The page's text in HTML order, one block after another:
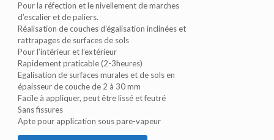
Pour la réfection et le nivellement de marches
d’escalier et de paliers.
Réalisation de couches d’égalisation inclinées et
rattrapages de surfaces de sols
Pour l’intérieur et l’extérieur
Rapidement praticable (2-3heures)
Egalisation de surfaces murales et de sols en
épaisseur de couche de 2 à 30 mm
Facile à appliquer, peut être lissé et feutré
Sans fissures
Apte pour application sous pare-vapeur